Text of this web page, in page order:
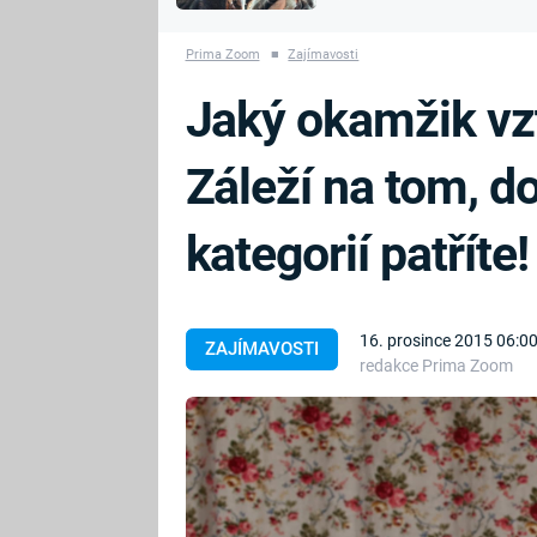
PRVNÍ SVĚTOVÁ
BRITSKÁ
RODINA
Prima Zoom ■ Zajímavosti
ZAJÍMAVOSTI
16. prosince 2015 06:00
redakce Prima Zoom
Jaký okamžik
Záleží na tom,
kategorií patříte!